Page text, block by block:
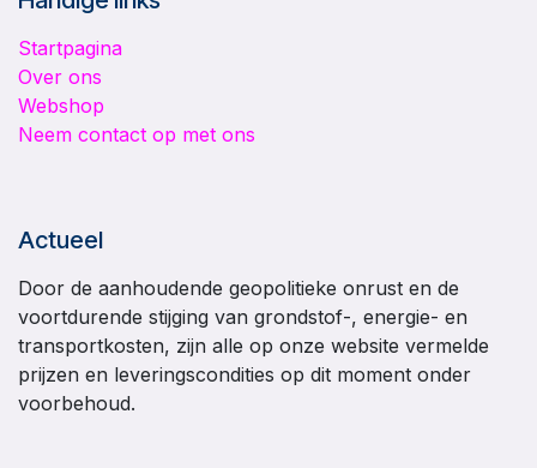
Startpagina
Over ons
Webshop
Neem contact op met ons
Actueel
Door de aanhoudende geopolitieke onrust en de
voortdurende stijging van grondstof-, energie- en
transportkosten, zijn alle op onze website vermelde
prijzen en leveringscondities op dit moment onder
voorbehoud.